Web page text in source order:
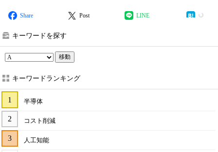
Share Post LINE
キーワードを探す
移動
キーワードランキング
半導体
コスト削減
人工知能